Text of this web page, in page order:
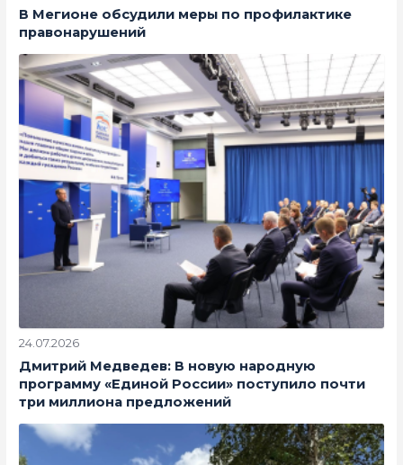
В Мегионе обсудили меры по профилактике
правонарушений
24.07.2026
Дмитрий Медведев: В новую народную
программу «Единой России» поступило почти
три миллиона предложений